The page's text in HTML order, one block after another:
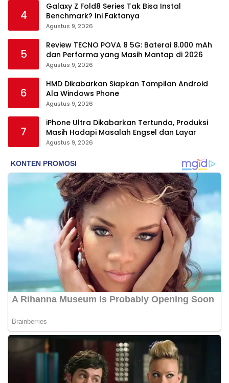
4
Galaxy Z Fold8 Series Tak Bisa Instal
Benchmark? Ini Faktanya
Agustus 9, 2026
5
Review TECNO POVA 8 5G: Baterai 8.000 mAh
dan Performa yang Masih Mantap di 2026
Agustus 9, 2026
6
HMD Dikabarkan Siapkan Tampilan Android
Ala Windows Phone
Agustus 9, 2026
7
iPhone Ultra Dikabarkan Tertunda, Produksi
Masih Hadapi Masalah Engsel dan Layar
Agustus 9, 2026